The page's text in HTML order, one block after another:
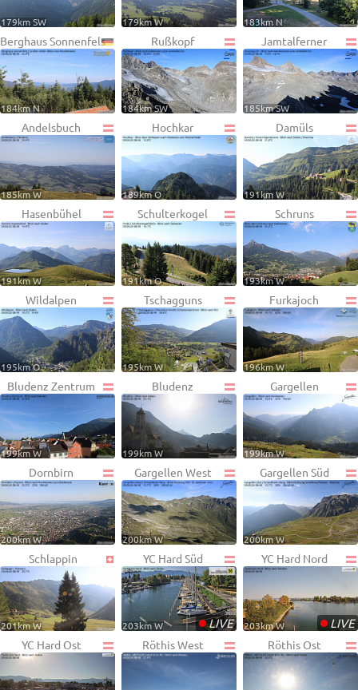
179km SW 179km W 183km N
Berghaus Sonnenfels
184km N
Rußkopf
184km SW
Jamtalferner
185km SW
Andelsbuch
185km W
Hochkar
189km O
Damüls
191km W
Hasenbühel
191km W
Schulterkogel
191km O
Schruns
193km W
Wildalpen
195km O
Tschagguns
195km W
Furkajoch
196km W
Bludenz Zentrum
199km W
Bludenz
199km W
Gargellen
199km W
Dornbirn
200km W
Gargellen West
200km W
Gargellen Süd
200km W
Schlappin
201km W
YC Hard Süd
•LIVE
203km W
YC Hard Nord
•LIVE
203km W
YC Hard Ost Röthis West Röthis Ost